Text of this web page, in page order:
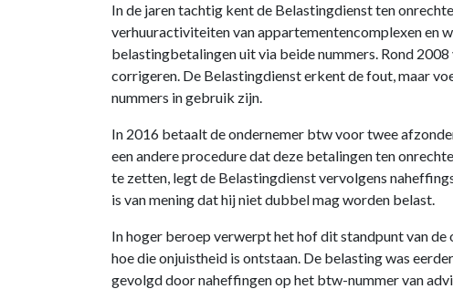
In de jaren tachtig kent de Belastingdienst ten
verhuuractiviteiten van appartementencomplexen en
belastingbetalingen uit via beide nummers. Rond
corrigeren. De Belastingdienst erkent de fout, maar
nummers in gebruik zijn.
In 2016 betaalt de ondernemer btw voor twee
een andere procedure dat deze betalingen ten
te zetten, legt de Belastingdienst vervolgens
is van mening dat hij niet dubbel mag worden belast.
In hoger beroep verwerpt het hof dit standpunt van
hoe die onjuistheid is ontstaan. De belasting was
gevolgd door naheffingen op het btw-nummer van